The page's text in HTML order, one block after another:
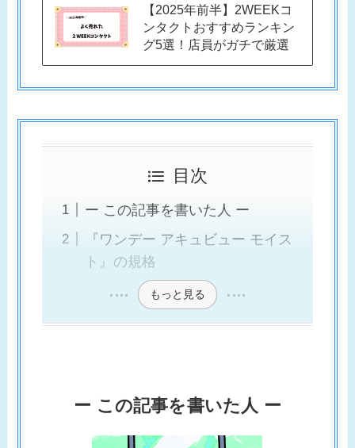
【2025年前半】2WEEKコ
ンタクトおすすめランキン
グ5選！店員がガチで厳選
目次
ー この記事を書いた人 ー
『ワンデー アキュビュー モイス
ト』の規格
もっと見る
ー この記事を書いた人 ー